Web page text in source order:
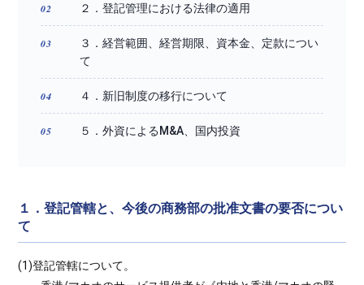
２．登記管理における法律の適用
３．経営範囲、経営期限、資本金、定款につい
て
４．新旧制度の移行について
５．外資によるM&A、国内投資
１．登記管轄と、今後の商務部の批准文書の要否につい
て
(1)登記管轄について。